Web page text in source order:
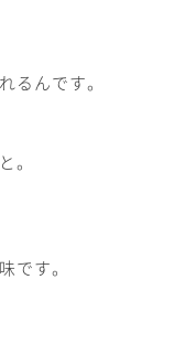
るんです。
。
です。